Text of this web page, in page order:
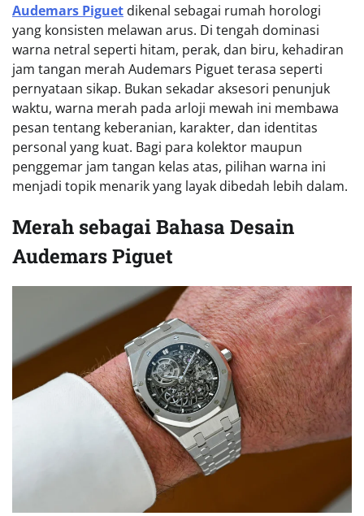
Audemars Piguet dikenal sebagai rumah horologi
yang konsisten melawan arus. Di tengah dominasi
warna netral seperti hitam, perak, dan biru, kehadiran
jam tangan merah Audemars Piguet terasa seperti
pernyataan sikap. Bukan sekadar aksesori penunjuk
waktu, warna merah pada arloji mewah ini membawa
pesan tentang keberanian, karakter, dan identitas
personal yang kuat. Bagi para kolektor maupun
penggemar jam tangan kelas atas, pilihan warna ini
menjadi topik menarik yang layak dibedah lebih dalam.
Merah sebagai Bahasa Desain
Audemars Piguet